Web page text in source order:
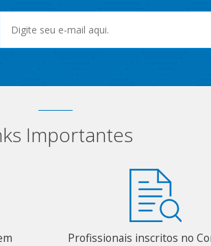
Importantes
Profissionais inscritos no